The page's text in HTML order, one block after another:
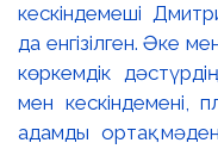
кескіндемеші
да енгізілген. Әке
көркемдік
мен кескіндемені,
адамды ортақ